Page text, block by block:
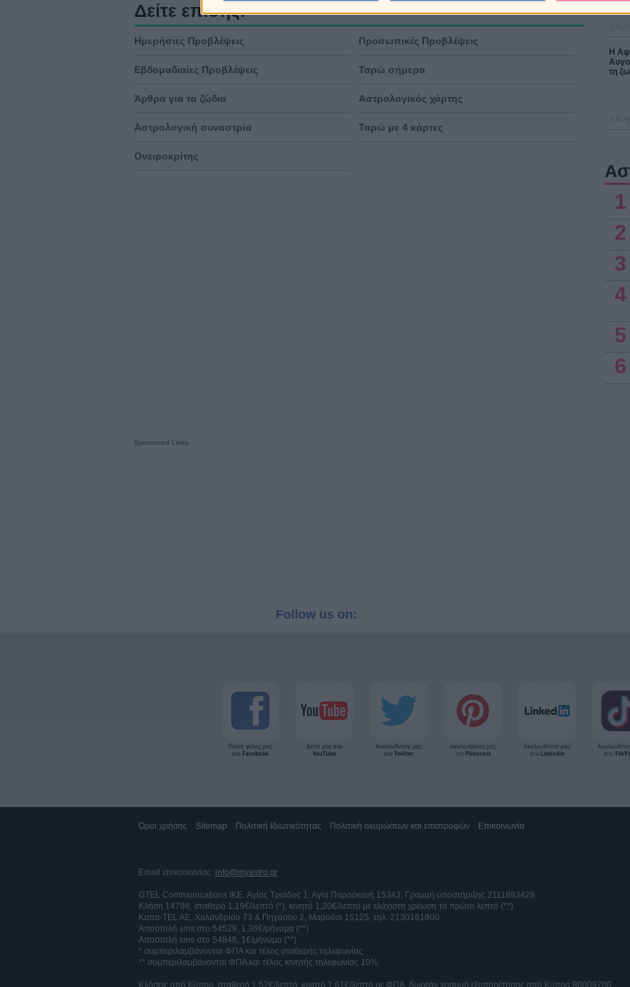
Δείτε επίσης:
Ημερήσιες Προβλέψεις Προσωπικές Προβλέψεις
Εβδομαδιαίες Προβλέψεις Ταρώ σήμερα
Άρθρα για τα ζώδια Αστρολογικός χάρτης
Αστρολογική συναστρία Ταρώ με 4 κάρτες
Ονειροκρίτης
Η
τη
1
2
3
4
5
6
Sponsored Links
Follow us on:
Όροι χρήσης Sitemap Πολιτική Ιδιωτικότητας Πολιτική ακυρώσεων και επιστροφών Επικοινωνία
Email επικοινωνίας: info@myastro.gr
GTEL Communications IKE. Αγίας Τριάδος 1, Αγία Παρασκευή 15343, Γραμμή υποστήριξης 2111883428
Κλήση 14788, σταθερό 1,19€/λεπτό (*), κινητό 1,20€/λεπτό με ελάχιστη χρέωση το πρώτο λεπτό (**)
Καπα-TEL AE, Χαλανδρίου 73 & Πηγάσου 2, Μαρούσι 15125, τηλ. 2130161800.
Αποστολή sms στο 54529, 1,36€/μήνυμα (**)
Αποστολή sms στο 54848, 1€/μήνυμα (**)
* συμπεριλαμβάνονται ΦΠΑ και τέλος σταθερής τηλεφωνίας
** συμπεριλαμβάνονται ΦΠΑ και τέλος κινητής τηλεφωνίας 10%
Κλήσεις από Κύπρο, σταθερό 1,52€/λεπτό, κινητό 1,61€/λεπτό με ΦΠΑ. Δωρεάν γραμμή εξυπηρέτησης από Κύπρο 80009700